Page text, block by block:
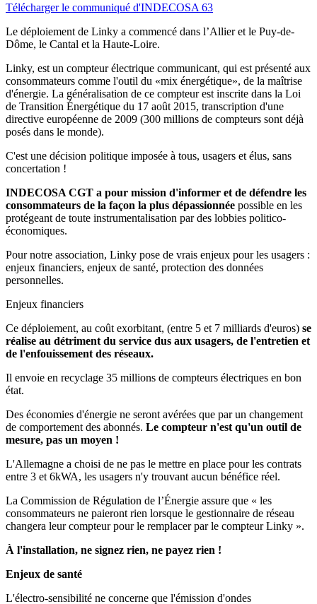
Télécharger le communiqué d'INDECOSA 63
Le déploiement de Linky a commencé dans l’Allier et le Puy-de-
Dôme, le Cantal et la Haute-Loire.
Linky, est un compteur électrique communicant, qui est présenté aux
consommateurs comme l'outil du «mix énergétique», de la maîtrise
d'énergie. La généralisation de ce compteur est inscrite dans la Loi
de Transition Énergétique du 17 août 2015, transcription d'une
directive européenne de 2009 (300 millions de compteurs sont déjà
posés dans le monde).
C'est une décision politique imposée à tous, usagers et élus, sans
concertation !
INDECOSA CGT a pour mission d'informer et de défendre les
consommateurs de la façon la plus dépassionnée possible en les
protégeant de toute instrumentalisation par des lobbies politico-
économiques.
Pour notre association, Linky pose de vrais enjeux pour les usagers :
enjeux financiers, enjeux de santé, protection des données
personnelles.
Enjeux financiers
Ce déploiement, au coût exorbitant, (entre 5 et 7 milliards d'euros) se
réalise au détriment du service dus aux usagers, de l'entretien et
de l'enfouissement des réseaux.
Il envoie en recyclage 35 millions de compteurs électriques en bon
état.
Des économies d'énergie ne seront avérées que par un changement
de comportement des abonnés. Le compteur n'est qu'un outil de
mesure, pas un moyen !
L'Allemagne a choisi de ne pas le mettre en place pour les contrats
entre 3 et 6kWA, les usagers n'y trouvant aucun bénéfice réel.
La Commission de Régulation de l’Énergie assure que « les
consommateurs ne paieront rien lorsque le gestionnaire de réseau
changera leur compteur pour le remplacer par le compteur Linky ».
À l'installation, ne signez rien, ne payez rien !
Enjeux de santé
L'électro-sensibilité ne concerne que l'émission d'ondes